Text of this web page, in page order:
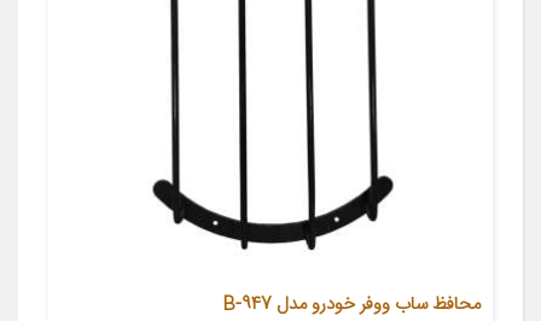
محافظ ساب ووفر خودرو مدل 947-B